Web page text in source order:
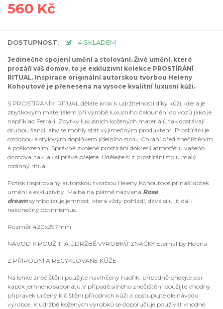
560 Kč
DOSTUPNOST: 4 SKLADEM
Jedinečné spojení umění a stolování. Živé umění, které
prozáří váš domov, to je exkluzivní kolekce PROSTÍRÁNÍ
RITUAL. Inspirace originální autorskou tvorbou Heleny
Kohoutové je přenesena na vysoce kvalitní luxusní kůži.
S PROSTÍRÁNÍM RITUAL děláte krok k udržitelnosti díky kůži, která je
zbytkovým materiálem při výrobě luxusního čalounění do vozů jako je
například Ferrari. Zbytky luxusních kožených materiálů tak dostávají
druhou šanci, aby se mohly stát výjimečným produktem. Prostírání je
ozdobou a stylovým doplňkem jídelního stolu. Chrání před znečištěním
a poškozením. Správně zvolené prostírání dokreslí atmosféru vašeho
domova, tak jak si právě přejete. Udělejte si z prostírání stolu malý
rodinný rituál.
Potisk inspirovaný autorskou tvorbou Heleny Kohoutové přináší dotek
umění a exkluzivity. Malba na plátně nazvaná Rose
dream symbolizuje jemnost, která vždy pohladí, dává sílu jít dál i
nekonečný optimismus.
Rozměr:420x297mm
NÁVOD K POUŽITÍ A ÚDRŽBĚ VÝROBKŮ ZNAČKY Eternal by Helena
Z PŘÍRODNÍ A RECYKLOVANÉ KŮŽE
Na lehké znečištění použijte navlhčený hadřík, případně přidejte pár
kapek jemného saponátu.V případě silného znečištění použijte vhodný
přípravek určený k čištění přírodních kůží a postupujte dle návodu
výrobce. K údržbě kožených výrobků se doporučuje používat vhodné